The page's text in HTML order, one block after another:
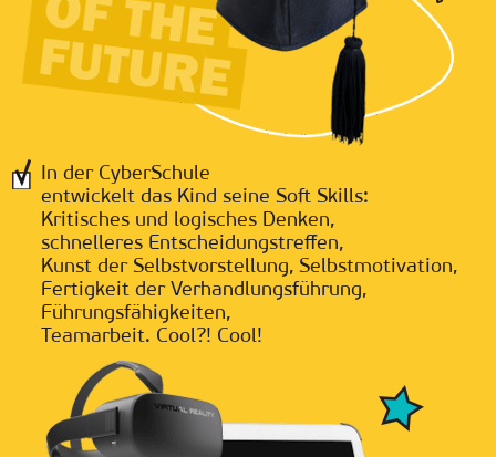
In der CyberSchule
entwickelt das Kind seine Soft Skills:
Kritisches und logisches Denken,
schnelleres Entscheidungstreffen,
Kunst der Selbstvorstellung, Selbstmotivation,
Fertigkeit der Verhandlungsführung,
Führungsfähigkeiten,
Teamarbeit. Cool?! Cool!